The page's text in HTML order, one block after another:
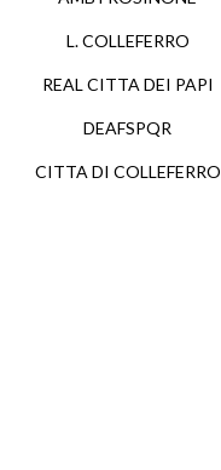
L. COLLEFERRO
REAL CITTA DEI PAPI
DEAFSPQR
CITTA DI COLLEFERRO